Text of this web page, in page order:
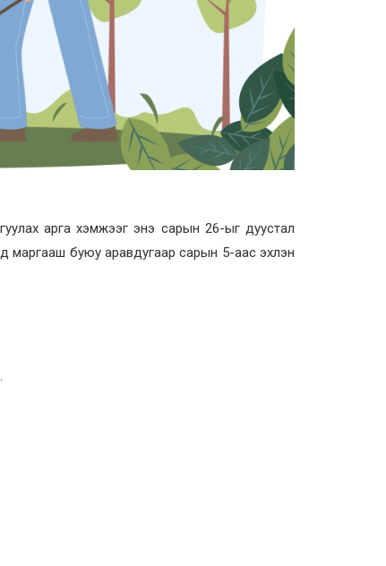
арга хэмжээг энэ сарын 26-ыг дуустал
маргааш буюу аравдугаар сарын 5-аас эхлэн